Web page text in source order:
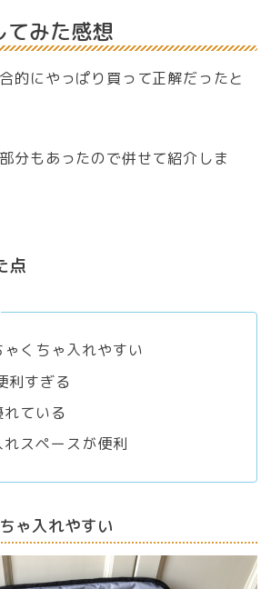
てみた感想
的にやっぱり買って正解だったと
分もあったので併せて紹介しま
点
くちゃ入れやすい
利すぎる
ている
スペースが便利
ゃ入れやすい